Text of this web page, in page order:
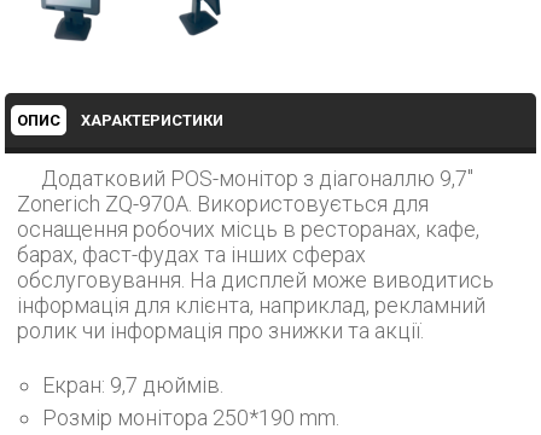
ОПИС ХАРАКТЕРИСТИКИ
Додатковий POS-монітор з діагоналлю 9,7"
Zonerich ZQ-970А. Використовується для
оснащення робочих місць в ресторанах, кафе,
барах, фаст-фудах та інших сферах
обслуговування. На дисплей може виводитись
інформація для клієнта, наприклад, рекламний
ролик чи інформація про знижки та акції.
Екран: 9,7 дюймів.
Розмір монітора 250*190 mm.